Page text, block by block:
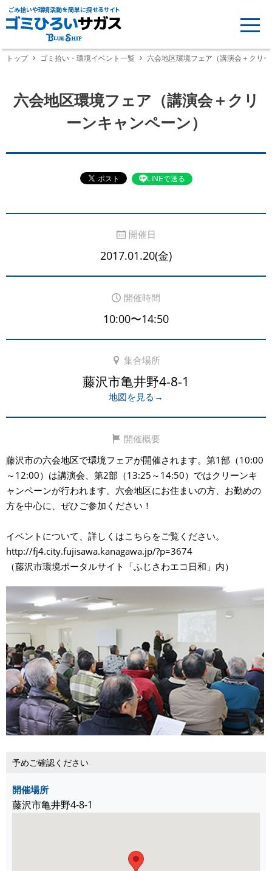
ごみ拾いや環境活動を簡単に探せるサイト
トップ ゴミ拾い・環境イベント一覧 六会地区環境フェア（講演会＋クリ
六会地区環境フェア（講演会＋クリ
ーンキャンペーン）
LINEで送る
開催日
2017.01.20(金)
開催時間
10:00〜14:50
集合場所
藤沢市亀井野4-8-1
地図を見る→
開催概要
藤沢市の六会地区で環境フェアが開催されます。第1部（10:00
～12:00）は講演会、第2部（13:25～14:50）ではクリーンキ
ャンペーンが行われます。六会地区にお住まいの方、お勤めの
方を中心に、ぜひご参加ください！
イベントについて、詳しくはこちらをご覧ください。
http://fj4.city.fujisawa.kanagawa.jp/?p=3674
（藤沢市環境ポータルサイト「ふじさわエコ日和」内）
予めご確認ください
開催場所
藤沢市亀井野4-8-1